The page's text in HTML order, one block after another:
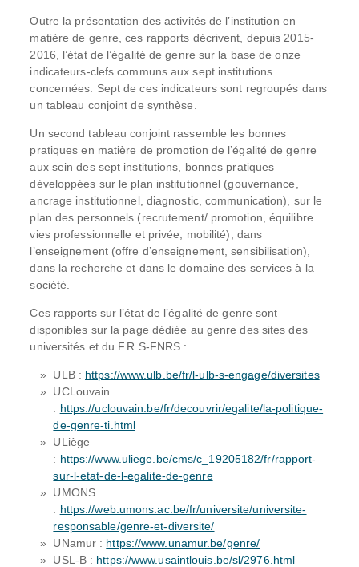
Outre la présentation des activités de l’institution en
matière de genre, ces rapports décrivent, depuis 2015-
2016, l’état de l’égalité de genre sur la base de onze
indicateurs-clefs communs aux sept institutions
concernées. Sept de ces indicateurs sont regroupés dans
un tableau conjoint de synthèse.
Un second tableau conjoint rassemble les bonnes
pratiques en matière de promotion de l’égalité de genre
aux sein des sept institutions, bonnes pratiques
développées sur le plan institutionnel (gouvernance,
ancrage institutionnel, diagnostic, communication), sur le
plan des personnels (recrutement/ promotion, équilibre
vies professionnelle et privée, mobilité), dans
l’enseignement (offre d’enseignement, sensibilisation),
dans la recherche et dans le domaine des services à la
société.
Ces rapports sur l’état de l’égalité de genre sont
disponibles sur la page dédiée au genre des sites des
universités et du F.R.S-FNRS :
ULB : https://www.ulb.be/fr/l-ulb-s-engage/diversites
UCLouvain
: https://uclouvain.be/fr/decouvrir/egalite/la-politique-
de-genre-ti.html
ULiège
: https://www.uliege.be/cms/c_19205182/fr/rapport-
sur-l-etat-de-l-egalite-de-genre
UMONS
: https://web.umons.ac.be/fr/universite/universite-
responsable/genre-et-diversite/
UNamur : https://www.unamur.be/genre/
USL-B : https://www.usaintlouis.be/sl/2976.html